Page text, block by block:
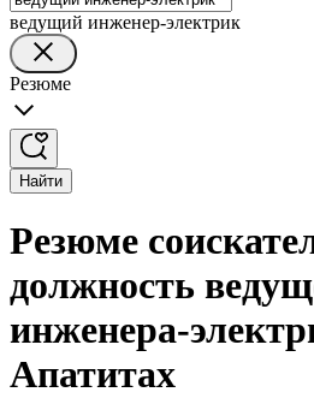
ведущий инженер-электрик
Резюме
Найти
Резюме
должность
инженера-
Апатитах